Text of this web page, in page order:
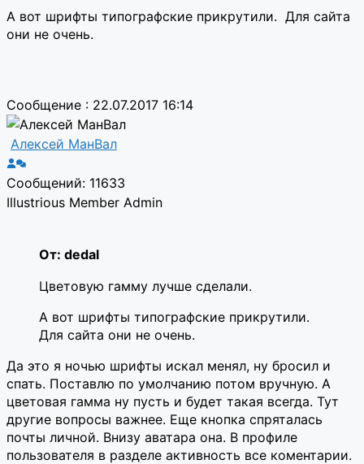
А вот шрифты типографские прикрутили. Для сайта
они не очень.
Сообщение : 22.07.2017 16:14
Алексей МанВал
Сообщений: 11633
Illustrious Member Admin
От: dedal
Цветовую гамму лучше сделали.
А вот шрифты типографские прикрутили.
Для сайта они не очень.
Да это я ночью шрифты искал менял, ну бросил и
спать. Поставлю по умолчанию потом вручную. А
цветовая гамма ну пусть и будет такая всегда. Тут
другие вопросы важнее. Еще кнопка спряталась
почты личной. Внизу аватара она. В профиле
пользователя в разделе активность все коментарии.